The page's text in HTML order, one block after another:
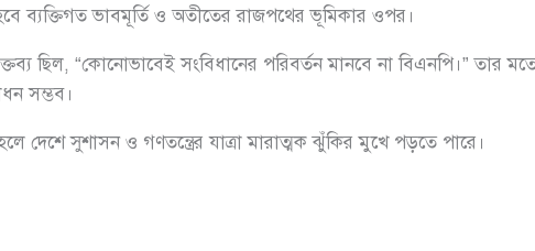
ব্যক্তিগত ভাবমূর্তি ও অতীতের রাজপথের ভূমিকার ওপর।
ছিল, “কোনোভাবেই সংবিধানের পরিবর্তন মানবে না বিএনপি।” তার
সম্ভব।
দেশে সুশাসন ও গণতন্ত্রের যাত্রা মারাত্মক ঝুঁকির মুখে পড়তে পারে।